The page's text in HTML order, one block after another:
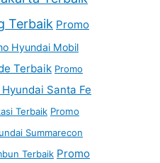
Terbaik Promo
Hyundai Mobil
Terbaik Promo
Santa Fe
Terbaik Promo
Summarecon
Terbaik Promo